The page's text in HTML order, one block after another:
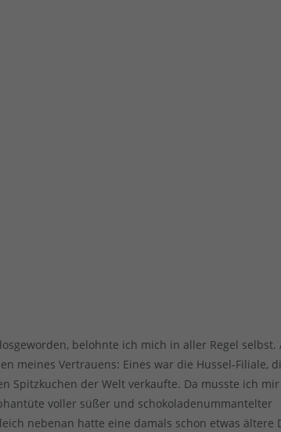
belohnte ich mich in aller Regel selbst.
meines Vertrauens: Eines war die Hussel-Filiale,
Spitzkuchen der Welt verkaufte. Da musste ich
voller süßer und schokoladenummantelter
nebenan hatte eine damals schon etwas ältere